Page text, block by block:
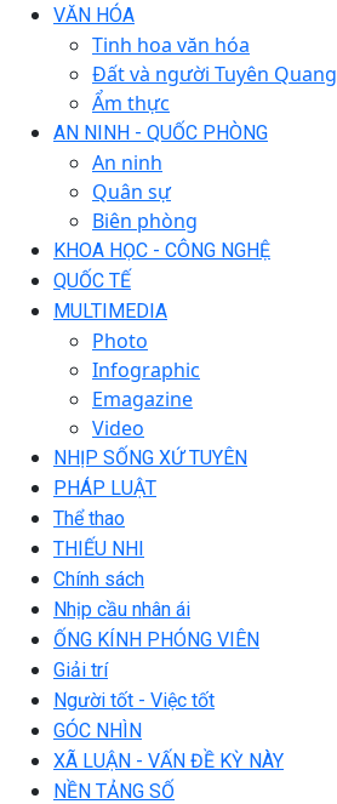
VĂN HÓA
Tinh hoa văn hóa
Đất và người Tuyên Quang
Ẩm thực
AN NINH - QUỐC PHÒNG
An ninh
Quân sự
Biên phòng
KHOA HỌC - CÔNG NGHỆ
QUỐC TẾ
MULTIMEDIA
Photo
Infographic
Emagazine
Video
NHỊP SỐNG XỨ TUYÊN
PHÁP LUẬT
Thể thao
THIẾU NHI
Chính sách
Nhịp cầu nhân ái
ỐNG KÍNH PHÓNG VIÊN
Giải trí
Người tốt - Việc tốt
GÓC NHÌN
XÃ LUẬN - VẤN ĐỀ KỲ NÀY
NỀN TẢNG SỐ